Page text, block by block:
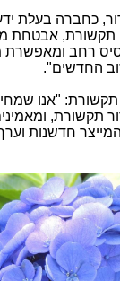
כחברה בעלת
תקשורת, אבטחת
רחב ומאפשרת
החדשים".
תקשורת: "אנו
תקשורת,
המייצר חדשנות